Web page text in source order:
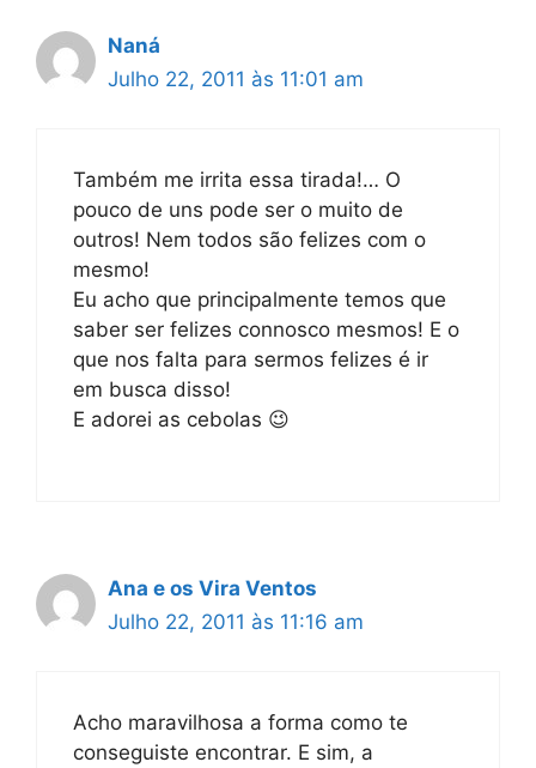
Naná
Julho 22, 2011 às 11:01 am
Também me irrita essa tirada!… O
pouco de uns pode ser o muito de
outros! Nem todos são felizes com o
mesmo!
Eu acho que principalmente temos que
saber ser felizes connosco mesmos! E o
que nos falta para sermos felizes é ir
em busca disso!
E adorei as cebolas 😉
Ana e os Vira Ventos
Julho 22, 2011 às 11:16 am
Acho maravilhosa a forma como te
conseguiste encontrar. E sim, a